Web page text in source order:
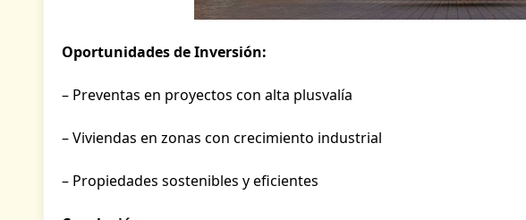
Oportunidades de Inversión:
– Preventas en proyectos con alta plusvalía
– Viviendas en zonas con crecimiento industrial
– Propiedades sostenibles y eficientes